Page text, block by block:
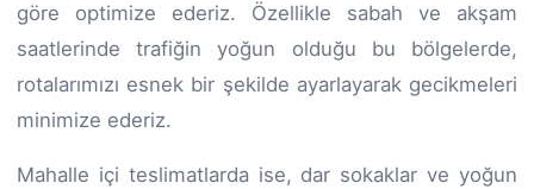
göre optimize ederiz. Özellikle sabah ve akşam
saatlerinde trafiğin yoğun olduğu bu bölgelerde,
rotalarımızı esnek bir şekilde ayarlayarak gecikmeleri
minimize ederiz.
Mahalle içi teslimatlarda ise, dar sokaklar ve yoğun